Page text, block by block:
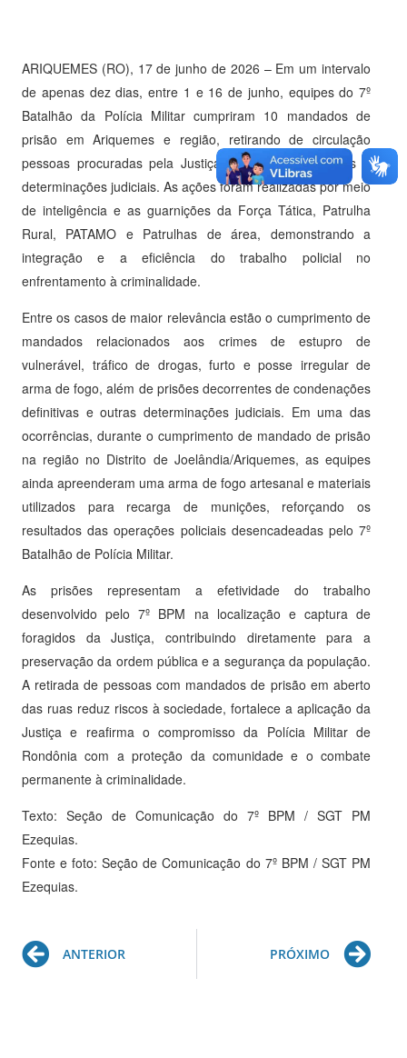
ARIQUEMES (RO), 17 de junho de 2026 – Em um intervalo
de apenas dez dias, entre 1 e 16 de junho, equipes do 7º
Batalhão da Polícia Militar cumpriram 10 mandados de
prisão em Ariquemes e região, retirando de circulação
pessoas procuradas pela Justiça por diferentes crimes e
determinações judiciais. As ações foram realizadas por meio
de inteligência e as guarnições da Força Tática, Patrulha
Rural, PATAMO e Patrulhas de área, demonstrando a
integração e a eficiência do trabalho policial no
enfrentamento à criminalidade.
Entre os casos de maior relevância estão o cumprimento de
mandados relacionados aos crimes de estupro de
vulnerável, tráfico de drogas, furto e posse irregular de
arma de fogo, além de prisões decorrentes de condenações
definitivas e outras determinações judiciais. Em uma das
ocorrências, durante o cumprimento de mandado de prisão
na região no Distrito de Joelândia/Ariquemes, as equipes
ainda apreenderam uma arma de fogo artesanal e materiais
utilizados para recarga de munições, reforçando os
resultados das operações policiais desencadeadas pelo 7º
Batalhão de Polícia Militar.
As prisões representam a efetividade do trabalho
desenvolvido pelo 7º BPM na localização e captura de
foragidos da Justiça, contribuindo diretamente para a
preservação da ordem pública e a segurança da população.
A retirada de pessoas com mandados de prisão em aberto
das ruas reduz riscos à sociedade, fortalece a aplicação da
Justiça e reafirma o compromisso da Polícia Militar de
Rondônia com a proteção da comunidade e o combate
permanente à criminalidade.
Texto: Seção de Comunicação do 7º BPM / SGT PM
Ezequias.
Fonte e foto: Seção de Comunicação do 7º BPM / SGT PM
Ezequias.
Prev
ANTERIOR PRÓXIMO